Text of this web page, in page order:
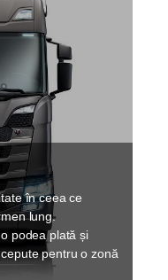
în ceea ce
lung.
podea plată și
pentru o zonă